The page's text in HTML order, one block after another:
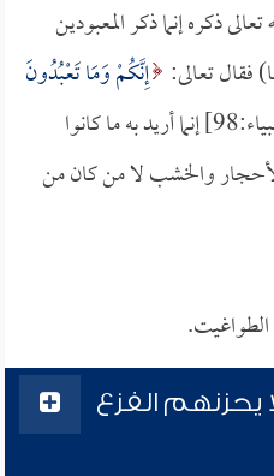
ذكره إنما ذكر المعبودين
فقال تعالى: إِنَّكُمْ وَمَا تَعْبُدُونَ
[الأنبياء:98] إنما أريد به ما كانوا
والخشب لا من كان من
يحزنهم الفزع